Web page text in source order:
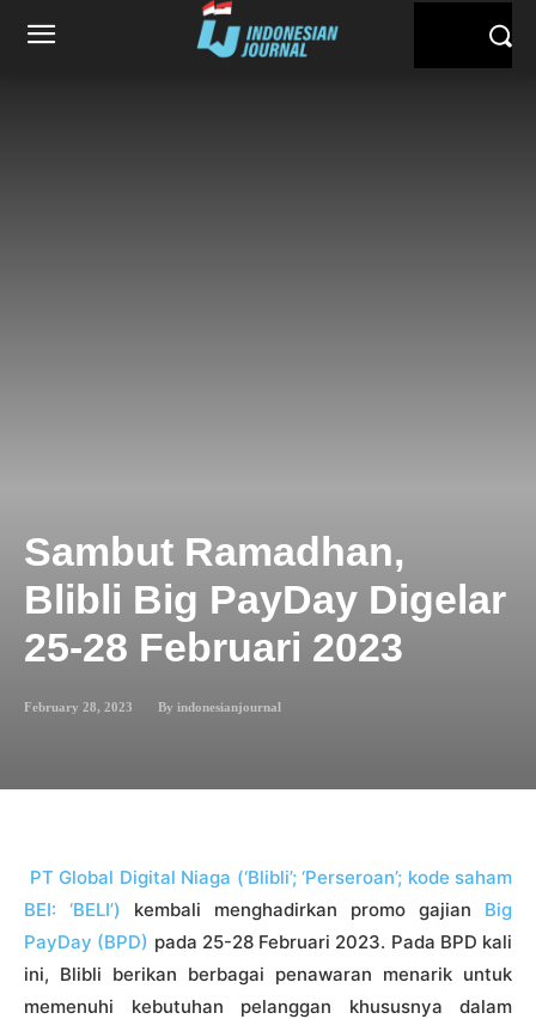
Sambut Ramadhan,
Blibli Big PayDay Digelar
25-28 Februari 2023
February 28, 2023 By indonesianjournal
PT Global Digital Niaga (‘Blibli’; ‘Perseroan’; kode saham
BEI: ‘BELI’) kembali menghadirkan promo gajian Big
PayDay (BPD) pada 25-28 Februari 2023. Pada BPD kali
ini, Blibli berikan berbagai penawaran menarik untuk
memenuhi kebutuhan pelanggan khususnya dalam